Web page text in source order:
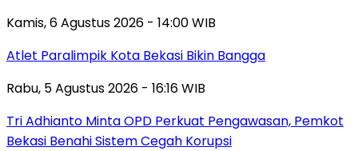
Kamis, 6 Agustus 2026 - 14:00 WIB
Atlet Paralimpik Kota Bekasi Bikin Bangga
Rabu, 5 Agustus 2026 - 16:16 WIB
Tri Adhianto Minta OPD Perkuat Pengawasan, Pemkot
Bekasi Benahi Sistem Cegah Korupsi